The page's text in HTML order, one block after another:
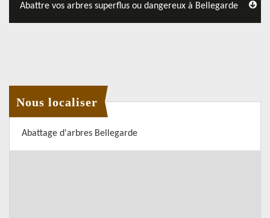
Abattre vos arbres superflus ou dangereux à Bellegarde
Nous localiser
Abattage d'arbres Bellegarde